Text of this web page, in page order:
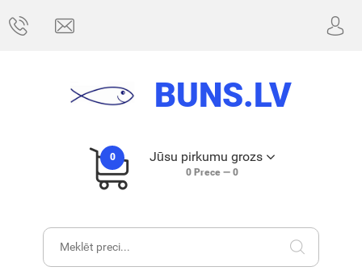
BUNS.LV
0 Jūsu pirkumu grozs
0Prece — 0